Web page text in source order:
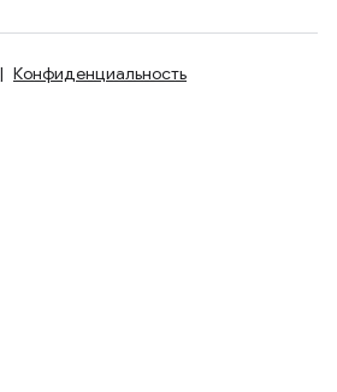
Конфиденциальность